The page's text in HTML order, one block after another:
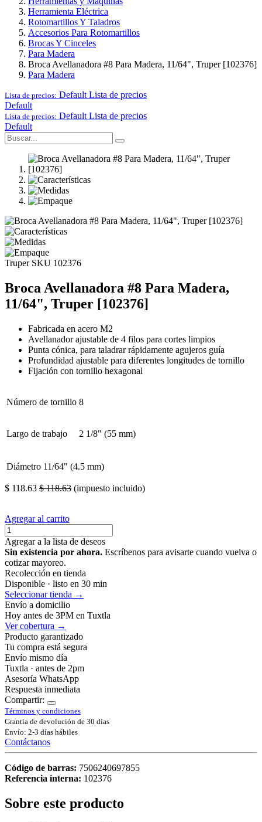
Herramienta Eléctrica
Rotomartillos Y Taladros
Accesorios Para Rotomartillos
Brocas Y Cinceles
Para Madera
Broca Avellanadora #8 Para Madera, 11/64", Truper [102376]
Para Madera
Lista de precios: Default Lista de precios
Default
Lista de precios: Default Lista de precios
Default
Truper SKU 102376
Broca Avellanadora #8 Para Madera,
11/64", Truper [102376]
Fabricada en acero M2
Avellanador ajustable de 4 filos para cortes limpios
Punta cónica, para taladrar rápidamente agujeros guía
Profundidad ajustable para diferentes longitudes de tornillo
Fijación con tornillo hexagonal
Número de tornillo 8
Largo de trabajo 2 1/8" (55 mm)
Diámetro 11/64" (4.5 mm)
$ 118.63 $118.63 (impuesto incluido)
Agregar al carrito
Agregar a la lista de deseos
Sin existencia por ahora. Escríbenos para avisarte cuando vuelva o
cotizar mayoreo.
Recolección en tienda
Disponible · listo en 30 min
Seleccionar tienda →
Envío a domicilio
Hoy antes de 3PM en Tuxtla
Ver cobertura →
Producto garantizado
Tu compra está segura
Envío mismo día
Tuxtla · antes de 2pm
Asesoría WhatsApp
Respuesta inmediata
Compartir:
Términos y condiciones
Grantía de devolución de 30 días
Envío: 2-3 días hábiles
Contáctanos
Código de barras: 7506240697855
Referencia interna: 102376
Sobre este producto